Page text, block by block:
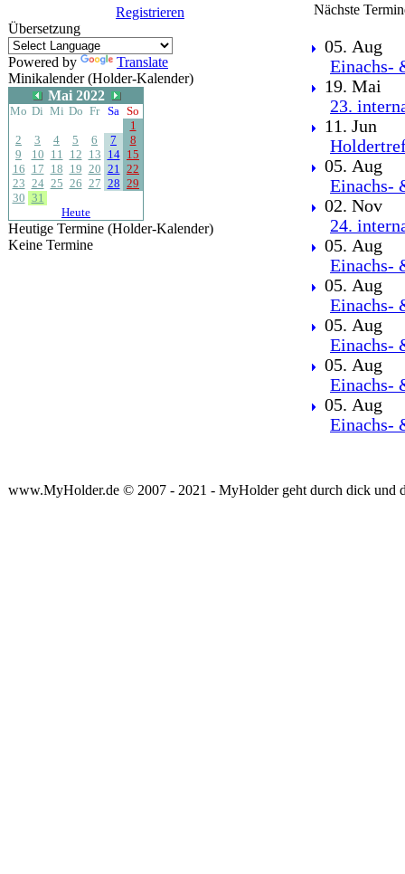
Registrieren
Übersetzung
Powered by
Translate
Minikalender (Holder-Kalender)
Mai 2022
Mo Di Mi Do Fr Sa So
1
2
3 4 5 6 7
8
9
10 11 12 13 14 15
16 17 18 19 20 21 22
23 24 25 26 27 28 29
30 31
Heute
Heutige Termine (Holder-Kalender)
Keine Termine
Nächste
05. Aug
Einachs-
19. Mai
23.
11. Jun
05. Aug
Einachs-
02. Nov
24.
05. Aug
Einachs-
05. Aug
Einachs-
05. Aug
Einachs-
05. Aug
Einachs-
05. Aug
Einachs-
www.MyHolder.de © 2007 - 2021 - MyHolder geht durch dick und